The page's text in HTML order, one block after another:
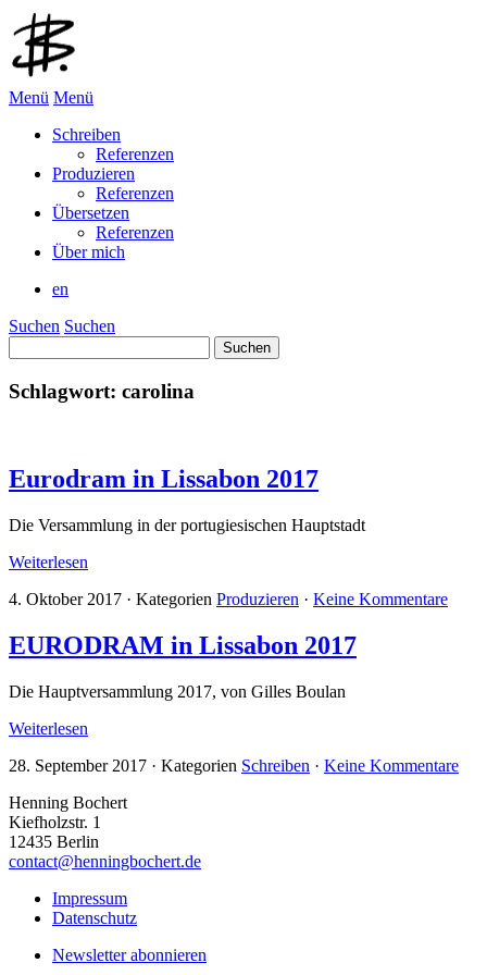
Menü Menü
Schreiben
Referenzen
Produzieren
Referenzen
Übersetzen
Referenzen
Über mich
en
Suchen Suchen
nach:
Schlagwort: carolina
Eurodram in Lissabon 2017
Die Versammlung in der portugiesischen Hauptstadt
Weiterlesen
4. Oktober 2017 · Kategorien Produzieren · Keine Kommentare
EURODRAM in Lissabon 2017
Die Hauptversammlung 2017, von Gilles Boulan
Weiterlesen
28. September 2017 · Kategorien Schreiben · Keine Kommentare
Henning Bochert
Kiefholzstr. 1
12435 Berlin
contact@henningbochert.de
Impressum
Datenschutz
Newsletter abonnieren